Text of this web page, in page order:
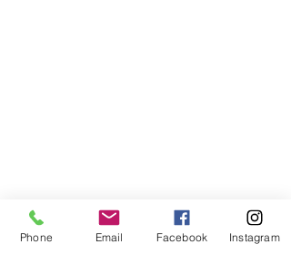
Phone Email Facebook Instagram